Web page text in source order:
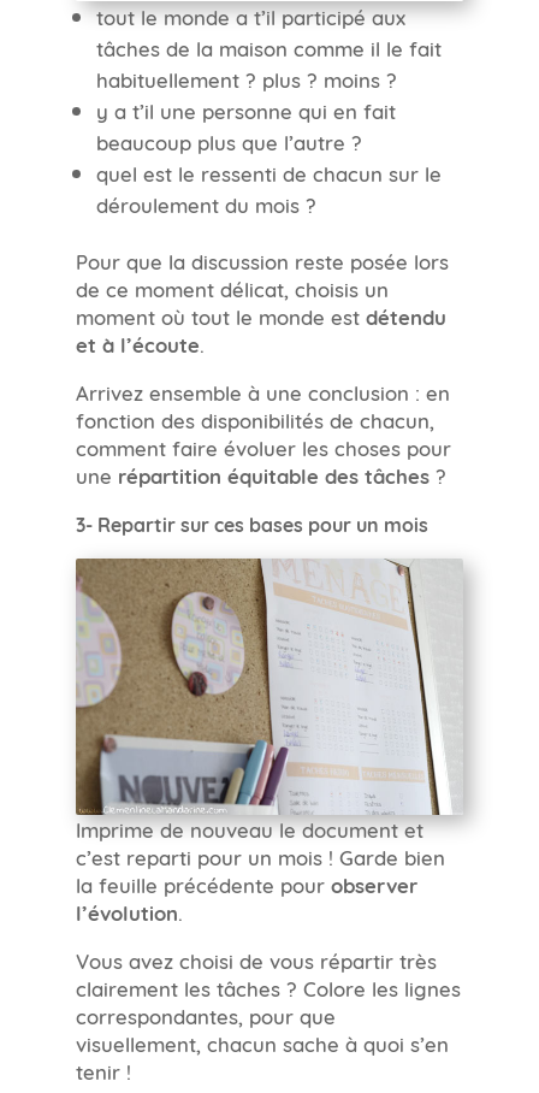
tout le monde a t’il participé aux
tâches de la maison comme il le fait
habituellement ? plus ? moins ?
y a t’il une personne qui en fait
beaucoup plus que l’autre ?
quel est le ressenti de chacun sur le
déroulement du mois ?
Pour que la discussion reste posée lors
de ce moment délicat, choisis un
moment où tout le monde est détendu
et à l’écoute.
Arrivez ensemble à une conclusion : en
fonction des disponibilités de chacun,
comment faire évoluer les choses pour
une répartition équitable des tâches?
3- Repartir sur ces bases pour un mois
Imprime de nouveau le document et
c’est reparti pour un mois ! Garde bien
la feuille précédente pour observer
l’évolution
Vous avez choisi de vous répartir très
clairement les tâches ? Colore les lignes
correspondantes, pour que
visuellement, chacun sache à quoi s’en
tenir !